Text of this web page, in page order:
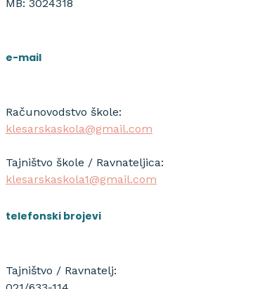
MB: 3024318
e-mail
Računovodstvo škole:
klesarskaskola@gmail.com
Tajništvo škole / Ravnateljica:
klesarskaskola1@gmail.com
telefonski brojevi
Tajništvo / Ravnatelj: